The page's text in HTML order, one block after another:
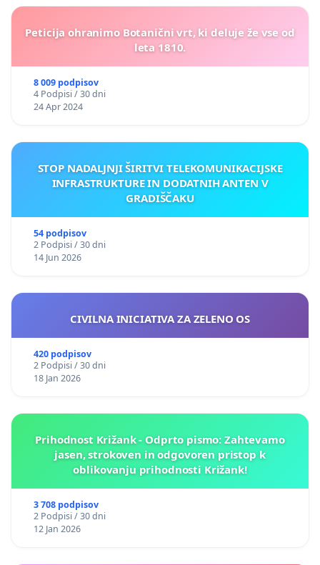
Peticija ohranimo Botanični vrt, ki deluje že vse od
leta 1810.
8 009 podpisov
4 Podpisi / 30 dni
24 Apr 2024
STOP NADALJNJI ŠIRITVI TELEKOMUNIKACIJSKE
INFRASTRUKTURE IN DODATNIH ANTEN V
GRADIŠČAKU
54 podpisov
2 Podpisi / 30 dni
14 Jun 2026
CIVILNA INICIATIVA ZA ZELENO OS
420 podpisov
2 Podpisi / 30 dni
18 Jan 2026
Prihodnost Križank - Odprto pismo: Zahtevamo
jasen, strokoven in odgovoren pristop k
oblikovanju prihodnosti Križank!
3 708 podpisov
2 Podpisi / 30 dni
12 Jan 2026